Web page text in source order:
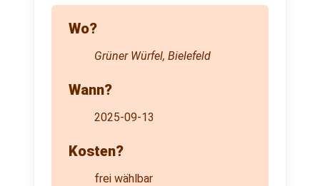
Wo?
Grüner Würfel, Bielefeld
Wann?
2025-09-13
Kosten?
frei wählbar